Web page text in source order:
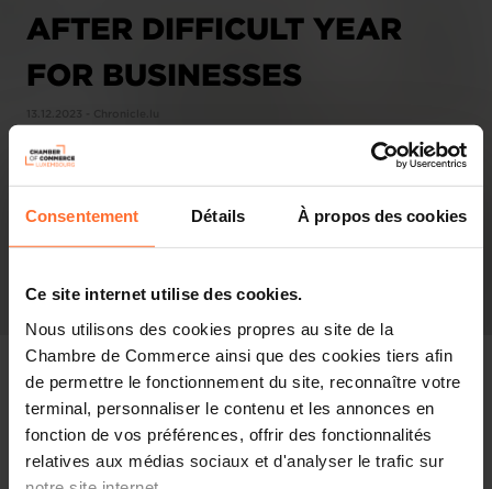
Consentement Détails À propos des cookies
Ce site internet utilise des cookies.
Nous utilisons des cookies propres au site de la
Chambre de Commerce ainsi que des cookies tiers afin
de permettre le fonctionnement du site, reconnaître votre
terminal, personnaliser le contenu et les annonces en
fonction de vos préférences, offrir des fonctionnalités
relatives aux médias sociaux et d'analyser le trafic sur
AFTER DIFFICULT YEAR
FOR BUSINESSES
In the press